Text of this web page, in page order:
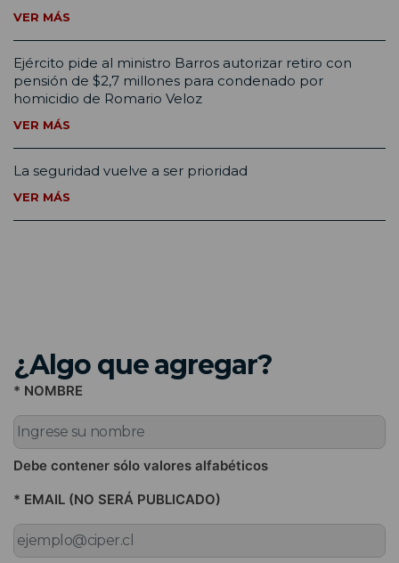
VER MÁS
Ejército pide al ministro Barros autorizar retiro con
pensión de $2,7 millones para condenado por
homicidio de Romario Veloz
VER MÁS
La seguridad vuelve a ser prioridad
VER MÁS
¿Algo que agregar?
* NOMBRE
Debe contener sólo valores alfabéticos
* EMAIL (NO SERÁ PUBLICADO)